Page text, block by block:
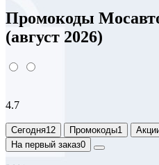
Промокоды
(август 2026)
4.7
Сегодня12 Промокоды1
На первый заказ0